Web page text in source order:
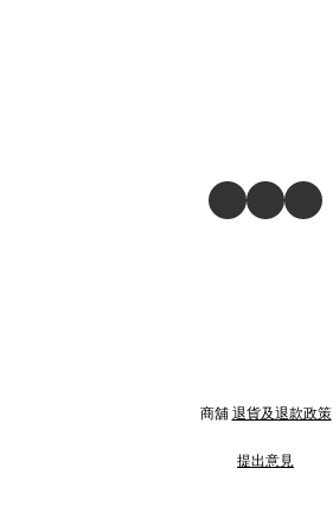
商舖 退貨及退款政策
提出意見